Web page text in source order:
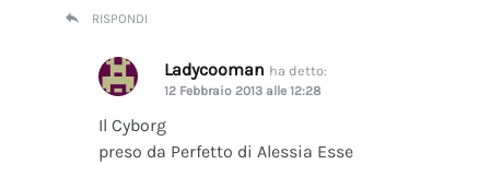
RISPONDI
Ladycooman ha detto:
12 Febbraio 2013 alle 12:28
Il Cyborg
preso da Perfetto di Alessia Esse